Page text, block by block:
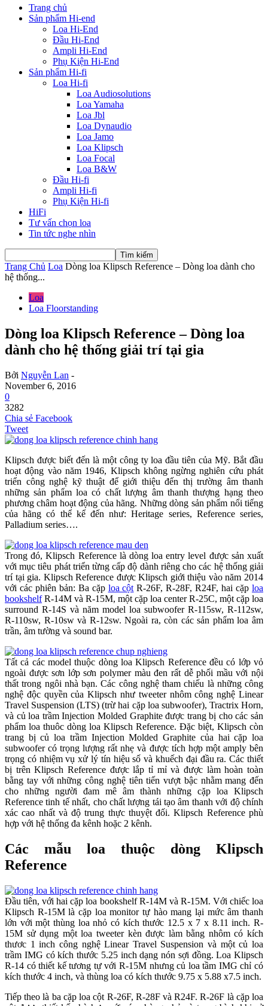
Trang chủ
Sản phẩm Hi-end
Loa Hi-End
Đầu Hi-End
Ampli Hi-End
Phụ Kiện Hi-End
Sản phẩm Hi-fi
Loa Hi-fi
Loa Audiosolutions
Loa Yamaha
Loa Jbl
Loa Dynaudio
Loa Jamo
Loa Klipsch
Loa Focal
Loa B&W
Đầu Hi-fi
Ampli Hi-fi
Phụ Kiện Hi-fi
HiFi
Tư vấn chọn loa
Tin tức nghe nhìn
Trang Chủ Loa Dòng loa Klipsch Reference – Dòng loa dành cho
hệ thống...
Loa
Loa Floorstanding
Dòng loa Klipsch Reference – Dòng loa
dành cho hệ thống giải trí tại gia
Bởi Nguyễn Lan -
November 6, 2016
0
3282
Chia sẻ Facebook
Tweet
Klipsch được biết đến là một công ty loa đầu tiên của Mỹ. Bắt đầu
hoạt động vào năm 1946, Klipsch không ngừng nghiên cứu phát
triển công nghệ kỹ thuật để giới thiệu đến thị trường âm thanh
những sản phẩm loa có chất lượng âm thanh thượng hạng theo
phương châm hoạt động của hãng. Những dòng sản phẩm nổi tiếng
của hãng có thể kể đến như: Heritage series, Reference series,
Palladium series….
Trong đó, Klipsch Reference là dòng loa entry level được sản xuất
với mục tiêu phát triển từng cấp độ dành riêng cho các hệ thống giải
trí tại gia. Klipsch Reference được Klipsch giới thiệu vào năm 2014
với các phiên bản: Ba cặp loa cột R-26F, R-28F, R24F, hai cặploa
bookshelfR-14M và R-15M, một cặp loa center R-25C, một cặp loa
surround R-14S và năm model loa subwoofer R-115sw, R-112sw,
R-110sw, R-10sw và R-12sw. Ngoài ra, còn các sản phẩm loa âm
trần, âm tường và sound bar.
Tất cả các model thuộc dòng loa Klipsch Reference đều có lớp vỏ
ngoài được sơn lớp sơn polymer màu đen rất dễ phối mầu với nội
thất trong ngôi nhà bạn. Các công nghệ tham chiếu là những công
nghệ độc quyền của Klipsch như tweeter nhôm công nghệ Linear
Travel Suspension (LTS) (trừ hai cặp loa subwoofer), Tractrix Horn,
và củ loa trầm Injection Molded Graphite được trang bị cho các sản
phẩm loa thuôc dòng loa Klipsch Reference. Đặc biệt, Klipsch còn
trang bị củ loa trầm Injection Molded Graphite của hai cặp loa
subwoofer có trọng lượng rất nhẹ và được tích hợp một amply bên
trọng có nhiệm vụ xử lý tín hiệu số và khuếch đại đầu ra. Các thiết
bị trên Klipsch Reference được lắp tỉ mỉ và được làm hoàn toàn
bằng tay với những công nghệ tiên tiến vượt bậc nhằm mang đến
cho những người đam mê âm thành những cặp loa Klipsch
Reference tinh tế nhất, cho chất lượng tái tạo âm thanh với độ chính
xác cao nhất và độ trung thực thuyệt đối. Klipsch Reference phù
hợp với hệ thống đa kênh hoặc 2 kênh.
Các mẫu loa thuộc dòng Klipsch
Reference
Đầu tiên, với hai cặp loa bookshelf R-14M và R-15M. Với chiếc loa
Klipsch R-15M là cặp loa monitor tự hào mang lại mức âm thanh
lớn với một thùng loa nhỏ có kích thước 12.5 x 7 x 8.11 inch. R-
15M sử dụng một loa tweeter kèn được làm bằng nhôm có kích
thươc 1 inch công nghệ Linear Travel Suspension và một củ loa
trầm IMG có kích thước 5.25 inch dạng nón sợi đồng. Loa Klipsch
R-14 có thiết kế tương tự với R-15M nhưng củ loa tầm IMG chỉ có
kích thước 4 inch, và thùng loa có kích thước 9.75 x 5.88 x7.5 inch.
Tiếp theo là ba cặp loa cột R-26F, R-28F và R24F. R-26F là cặp loa